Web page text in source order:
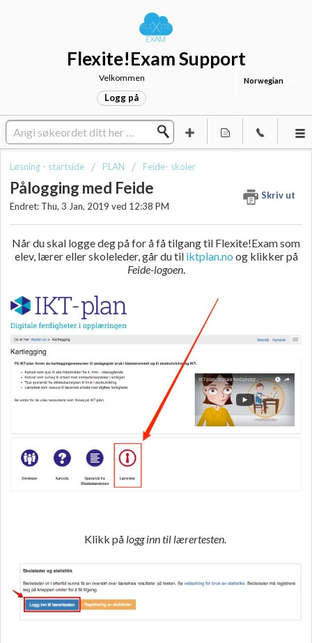
Flexite!Exam Support
Norwegian
Velkommen
Logg på
Løsning - startside PLAN Feide- skoler
Pålogging med Feide
Skriv ut
Endret: Thu, 3 Jan, 2019 ved 12:38 PM
Når du skal logge deg på for å få tilgang til Flexite!Exam som
elev, lærer eller skoleleder, går du til iktplan.no og klikker på
Feide-logoen.
Klikk på logg inn til lærertesten.